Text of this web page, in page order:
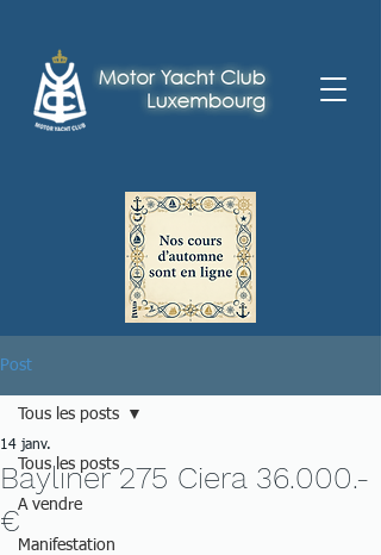
Post
Tous les posts
A vendre
Manifestation
Tous les posts
Bayliner 275 Ciera 36.000.-
€
14 janv.